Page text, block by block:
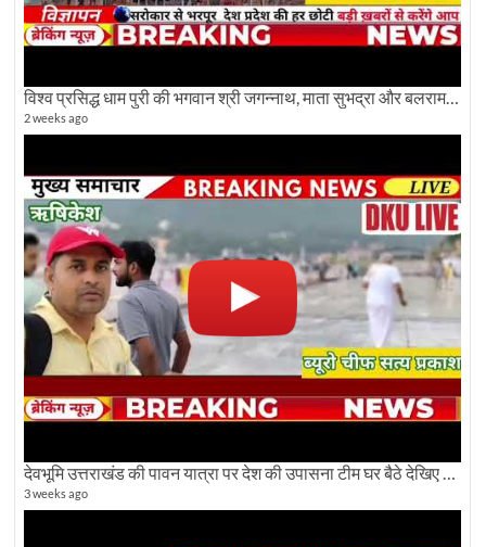
विश्व प्रसिद्ध धाम पुरी की भगवान श्री जगन्नाथ, माता सुभद्रा और बलराम जी की भव्य शोभा यात्रा देखिए
2 weeks ago
देवभूमि उत्तराखंड की पावन यात्रा पर देश की उपासना टीम घर बैठे देखिए अलौकिक दृश्य
3 weeks ago